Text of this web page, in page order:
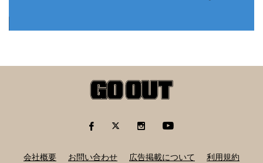
会社概要 お問い合わせ 広告掲載について
利用規約